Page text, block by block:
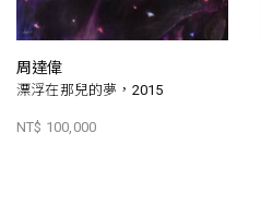
周達偉
漂浮在那兒的夢，2015
NT$ 100,000